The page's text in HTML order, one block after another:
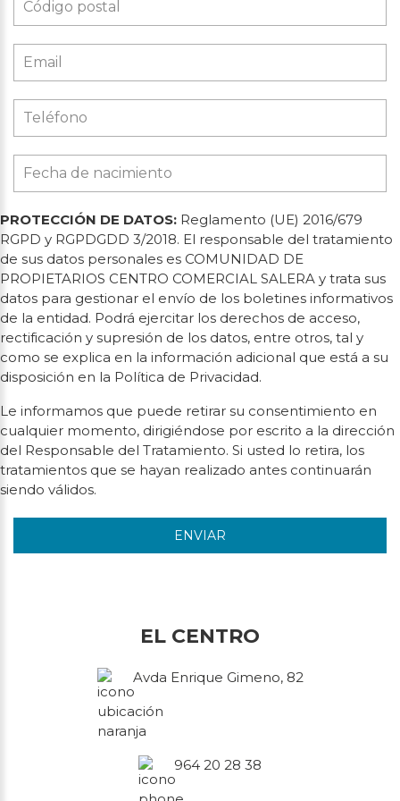
PROTECCIÓN DE DATOS: Reglamento (UE) 2016/679
RGPD y RGPDGDD 3/2018. El responsable del tratamiento
de sus datos personales es COMUNIDAD DE
PROPIETARIOS CENTRO COMERCIAL SALERA y trata sus
datos para gestionar el envío de los boletines informativos
de la entidad. Podrá ejercitar los derechos de acceso,
rectificación y supresión de los datos, entre otros, tal y
como se explica en la información adicional que está a su
disposición en la Política de Privacidad.
Le informamos que puede retirar su consentimiento en
cualquier momento, dirigiéndose por escrito a la dirección
del Responsable del Tratamiento. Si usted lo retira, los
tratamientos que se hayan realizado antes continuarán
siendo válidos.
ENVIAR
EL CENTRO
Avda Enrique Gimeno, 82
964 20 28 38